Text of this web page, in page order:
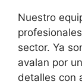
Nuestro
sector. Ya
avalan por
detalles con